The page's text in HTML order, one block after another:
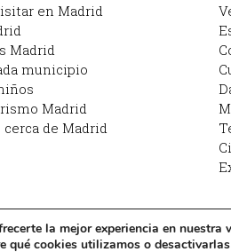
en Madrid
Madrid
municipio
Madrid
de Madrid
| Funciona con Planes
la mejor experiencia en nuestra
qué cookies utilizamos o